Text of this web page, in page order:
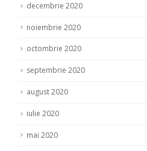
decembrie 2020
noiembrie 2020
octombrie 2020
septembrie 2020
august 2020
iulie 2020
mai 2020